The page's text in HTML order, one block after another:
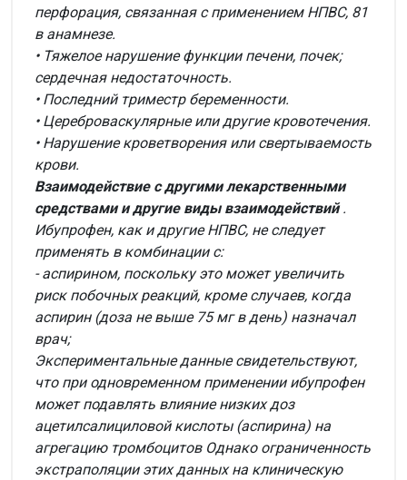
перфорация, связанная с применением НПВС, 81
в анамнезе.
• Тяжелое нарушение функции печени, почек;
сердечная недостаточность.
• Последний триместр беременности.
• Цереброваскулярные или другие кровотечения.
• Нарушение кроветворения или свертываемость
крови.
Взаимодействие с другими лекарственными
средствами и другие виды взаимодействий.
Ибупрофен, как и другие НПВС, не следует
применять в комбинации с:
- аспирином, поскольку это может увеличить
риск побочных реакций, кроме случаев, когда
аспирин (доза не выше 75 мг в день) назначал
врач;
Экспериментальные данные свидетельствуют,
что при одновременном применении ибупрофен
может подавлять влияние низких доз
ацетилсалициловой кислоты (аспирина) на
агрегацию тромбоцитов Однако ограниченность
экстраполяции этих данных на клиническую